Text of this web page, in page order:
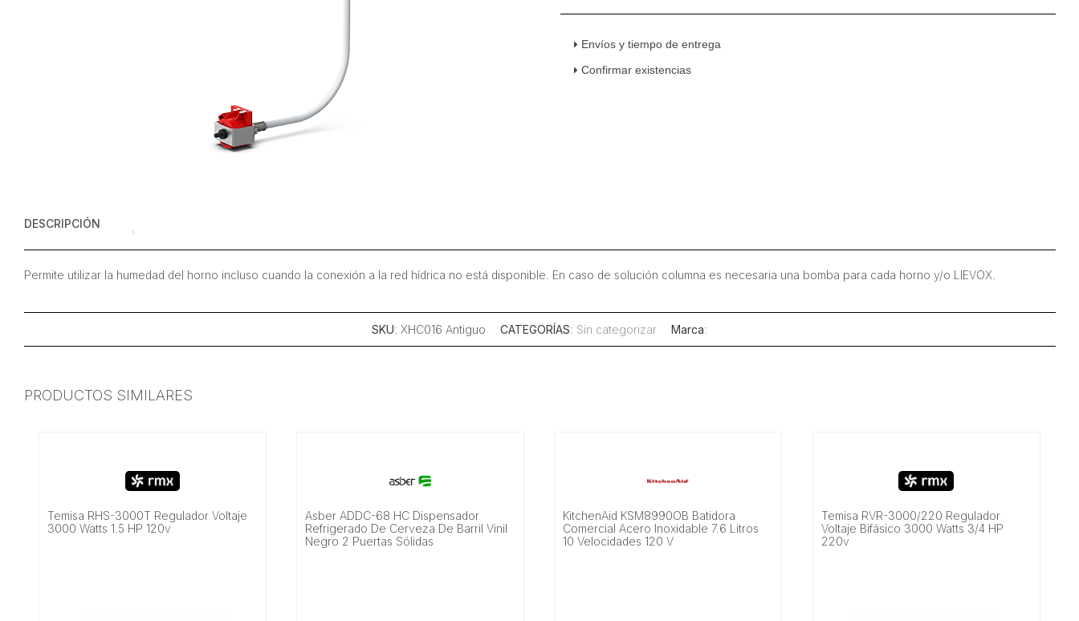
Envíos y tiempo de entrega
Confirmar existencias
DESCRIPCIÓN
Permite utilizar la humedad del horno incluso cuando la conexión a la red hídrica no está disponible. En caso de solución columna es necesaria una bomba para cada horno y/o LIEVOX.
SKU: XHC016 Antiguo CATEGORÍAS: Sin categorizar Marca:
PRODUCTOS SIMILARES
Temisa RHS-3000T Regulador Voltaje
3000 Watts 1.5 HP 120v
Asber ADDC-68 HC Dispensador
Refrigerado De Cerveza De Barril Vinil
Negro 2 Puertas Sólidas
KitchenAid KSM8990OB Batidora
Comercial Acero Inoxidable 7.6 Litros
10 Velocidades 120 V
Temisa RVR-3000/220 Regulador
Voltaje Bifásico 3000 Watts 3/4 HP
220v